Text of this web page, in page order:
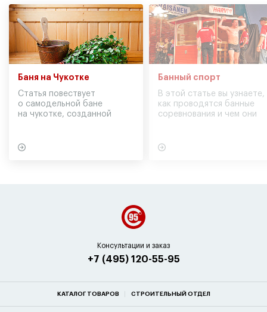
Баня на Чукотке
Статья повествует
о самодельной бане
на чукотке, созданной
Банный спорт
В этой статье вы узнаете,
как проводятся банные
соревнования и чем они
Консультации и заказ
+7 (495) 120-55-95
КАТАЛОГ ТОВАРОВ СТРОИТЕЛЬНЫЙ ОТДЕЛ